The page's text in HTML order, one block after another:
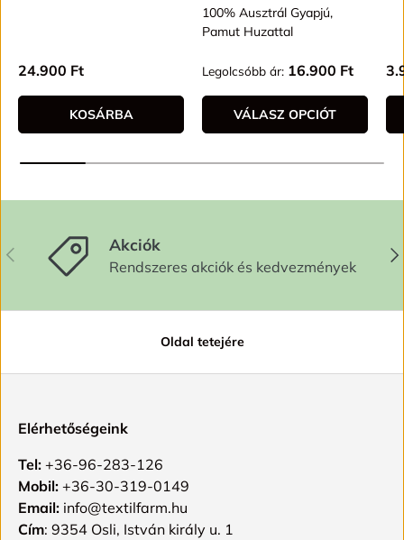
Alap ár
24.900 Ft
KOSÁRBA
100% Ausztrál Gyapjú,
Pamut Huzattal
Alap ár
Legolcsóbb ár: 16.900 Ft
VÁLASZ OPCIÓT
ELŐZŐ Akciók
Rendszeres akciók és kedvezmények
Oldal tetejére
Elérhetőségeink
Tel: +36-96-283-126
Mobil: +36-30-319-0149
Email: info@textilfarm.hu
Cím: 9354 Osli, István király u. 1